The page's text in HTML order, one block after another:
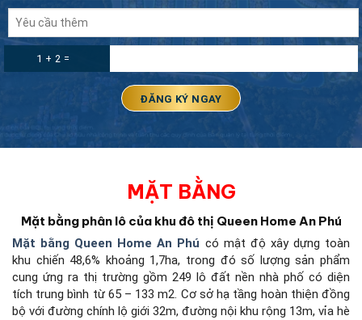
1 + 2 =
MẶT BẰNG
Mặt bằng phân lô của khu đô thị Queen Home An Phú
Mặt bằng Queen Home An Phú có mật độ xây dựng toàn
khu chiến 48,6% khoảng 1,7ha, trong đó số lượng sản phẩm
cung ứng ra thị trường gồm 249 lô đất nền nhà phố có diện
tích trung bình từ 65 – 133 m2. Cơ sở hạ tầng hoàn thiện đồng
bộ với đường chính lộ giới 32m, đường nội khu rộng 13m, vỉa hè